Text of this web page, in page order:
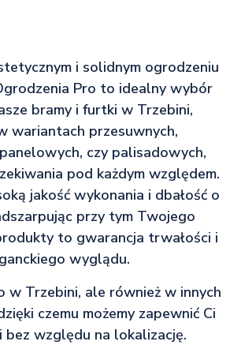
i solidnym ogrodzeniu
Pro to idealny wybór
bramy i furtki w Trzebini,
wariantach przesuwnych,
czy palisadowych,
pod każdym względem.
jakość wykonania i dbałość o
przy tym Twojego
to gwarancja trwałości i
wyglądu.
w Trzebini, ale również w innych
czemu możemy zapewnić Ci
bez względu na lokalizację.